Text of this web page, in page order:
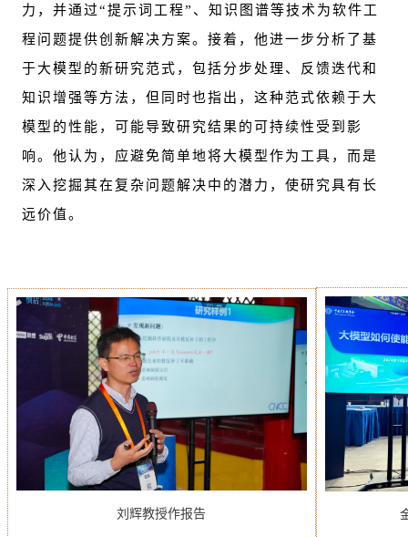
力，并通过“提示词工程”、知识图谱等技术为软件工
程问题提供创新解决方案。接着，他进一步分析了基
于大模型的新研究范式，包括分步处理、反馈迭代和
知识增强等方法，但同时也指出，这种范式依赖于大
模型的性能，可能导致研究结果的可持续性受到影
响。他认为，应避免简单地将大模型作为工具，而是
深入挖掘其在复杂问题解决中的潜力，使研究具有长
远价值。
刘辉教授作报告